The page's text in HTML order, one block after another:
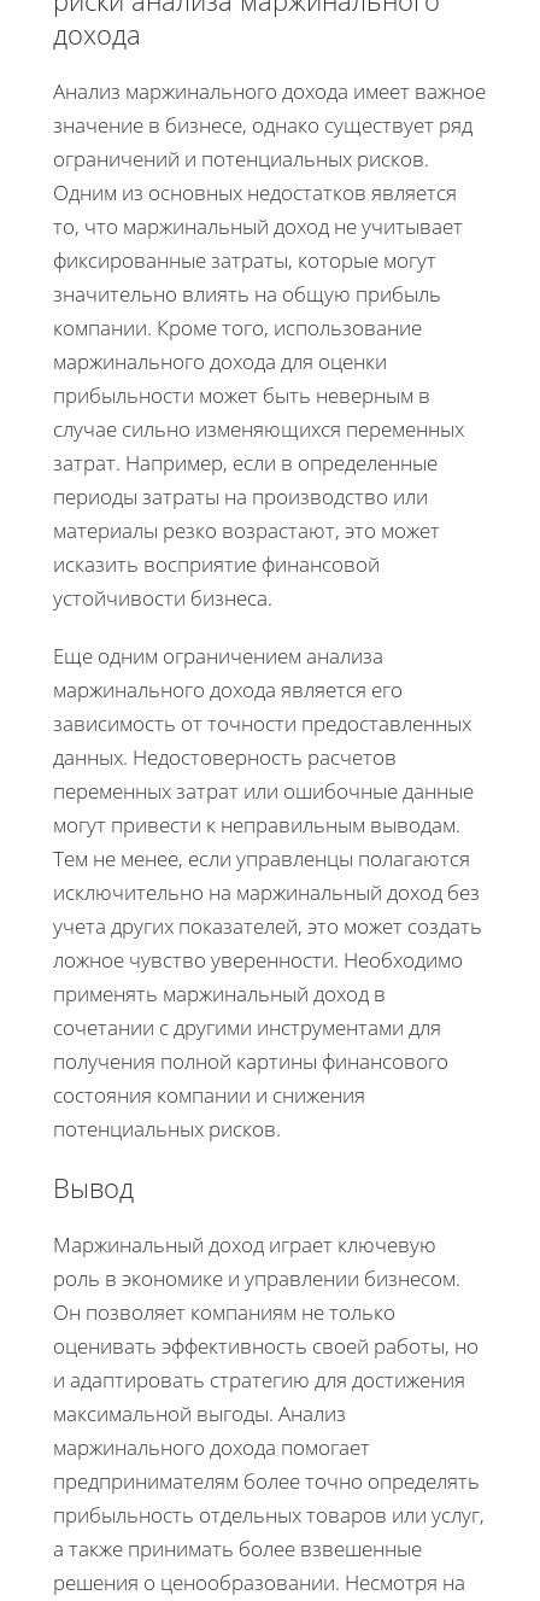
дохода
Анализ маржинального дохода имеет важное
значение в бизнесе, однако существует ряд
ограничений и потенциальных рисков.
Одним из основных недостатков является
то, что маржинальный доход не учитывает
фиксированные затраты, которые могут
значительно влиять на общую прибыль
компании. Кроме того, использование
маржинального дохода для оценки
прибыльности может быть неверным в
случае сильно изменяющихся переменных
затрат. Например, если в определенные
периоды затраты на производство или
материалы резко возрастают, это может
исказить восприятие финансовой
устойчивости бизнеса.
Еще одним ограничением анализа
маржинального дохода является его
зависимость от точности предоставленных
данных. Недостоверность расчетов
переменных затрат или ошибочные данные
могут привести к неправильным выводам.
Тем не менее, если управленцы полагаются
исключительно на маржинальный доход без
учета других показателей, это может создать
ложное чувство уверенности. Необходимо
применять маржинальный доход в
сочетании с другими инструментами для
получения полной картины финансового
состояния компании и снижения
потенциальных рисков.
Вывод
Маржинальный доход играет ключевую
роль в экономике и управлении бизнесом.
Он позволяет компаниям не только
оценивать эффективность своей работы, но
и адаптировать стратегию для достижения
максимальной выгоды. Анализ
маржинального дохода помогает
предпринимателям более точно определять
прибыльность отдельных товаров или услуг,
а также принимать более взвешенные
решения о ценообразовании. Несмотря на